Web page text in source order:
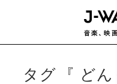
タグ ど